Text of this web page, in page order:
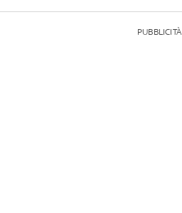
PUBBLICITÀ